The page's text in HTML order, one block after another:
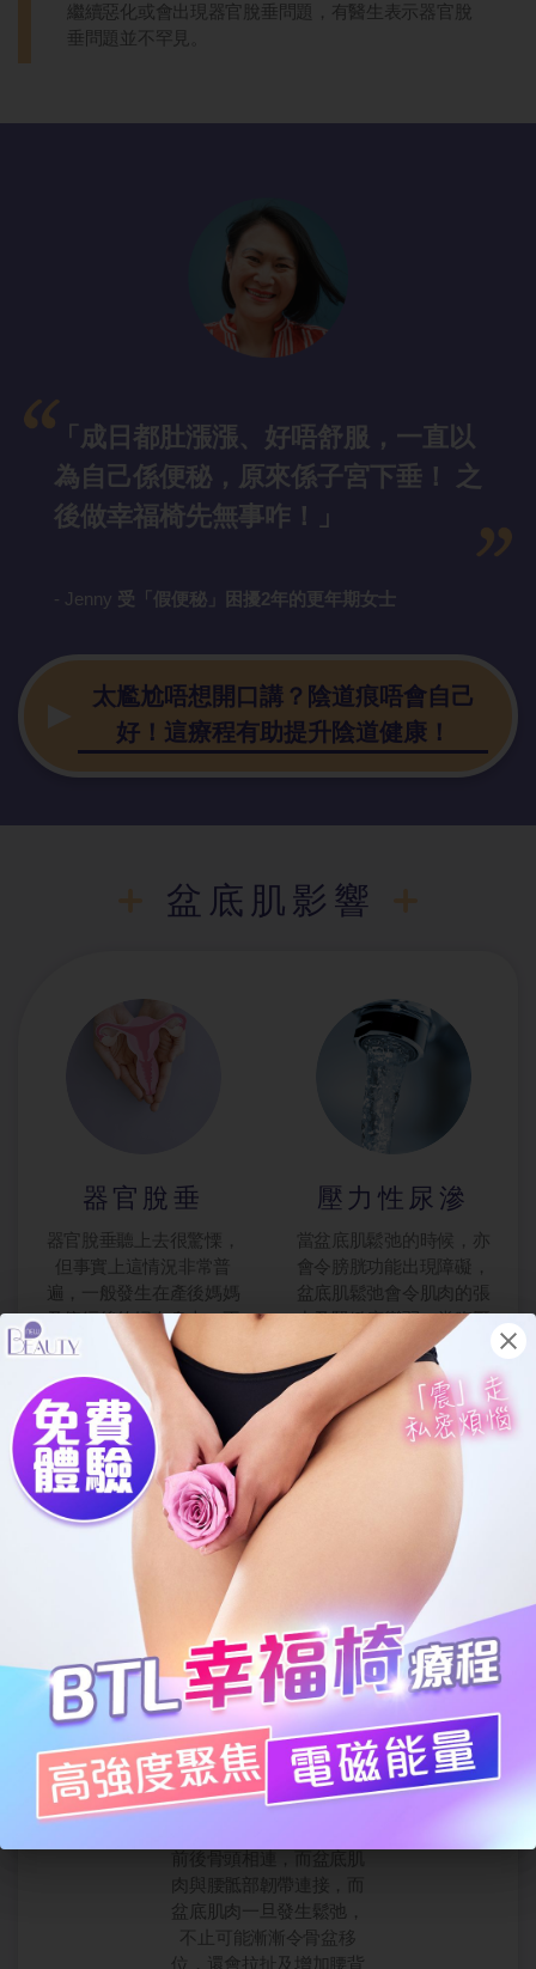
繼續惡化或會出現器官脫垂問題，有醫生表示器官脫
垂問題並不罕見。
「成日都肚漲漲、好唔舒服，一直以
為自己係便秘，原來係子宮下垂！ 之
後做幸福椅先無事咋！」
- Jenny 受「假便秘」困擾2年的更年期女士
太尷尬唔想開口講？陰道痕唔會自己
好！這療程有助提升陰道健康！
盆底肌影響
器官脫垂
器官脫垂聽上去很驚慄，
但事實上這情況非常普
遍，一般發生在產後媽媽
及停經後的婦女身上。不
管你年紀多少，盆底肌一
旦鬆弛就有器官脫垂的風
險，子宮、膀胱或直腸會
滑至陰道、壓迫陰部而產
生極其不適的感覺，若為
嚴重的器官脫垂者須進行
手術。
壓力性尿滲
當盆底肌鬆弛的時候，亦
會令膀胱功能出現障礙，
盆底肌鬆弛會令肌肉的張
力及緊緻度變弱，當腹壓
增加的時候，如舉重物、
跑步、大笑、咳嗽及打噴
嚏等，可能會發生尿滲甚
至尿失禁的「漏尿」問
題，伴隨尿頻及尿不乾淨
的感覺，令女士們因尷尬
腰背肌肉痛
前後骨頭相連，而盆底肌
肉與腰骶部韌帶連接，而
盆底肌肉一旦發生鬆弛，
不止可能漸漸令骨盆移
位，還會拉扯及增加腰背